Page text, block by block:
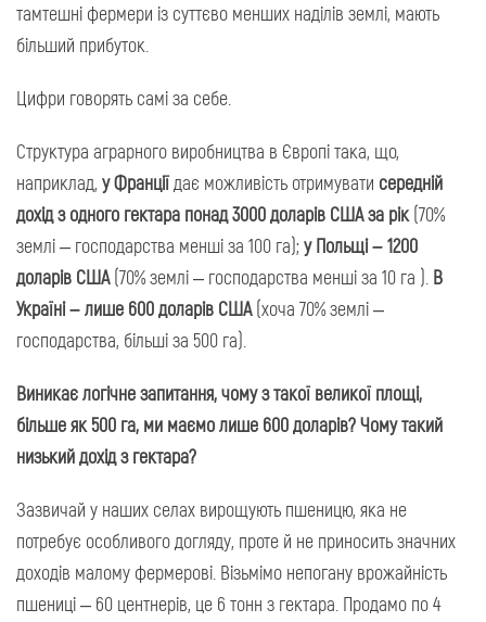
тамтешні фермери із суттєво менших наділів землі, мають
більший прибуток.
Цифри говорять самі за себе.
Структура аграрного виробництва в Європі така, що,
наприклад, у Франціїдає можливість отримувати середній
дохід з одного гектара понад 3000 доларів США за рік (70%
землі – господарства менші за 100 га);у Польщі – 1200
доларів США(70% землі – господарства менші за 10 га ). В
Україні – лише 600 доларів США(хоча 70% землі –
господарства, більші за 500 га).
Виникає логічне запитання, чому з такої великої площі,
більше як 500 га, ми маємо лише 600 доларів? Чому такий
низький дохід з гектара?
Зазвичай у наших селах вирощують пшеницю, яка не
потребує особливого догляду, проте й не приносить значних
доходів малому фермерові. Візьмімо непогану врожайність
пшениці – 60 центнерів, це 6 тонн з гектара. Продамо по 4